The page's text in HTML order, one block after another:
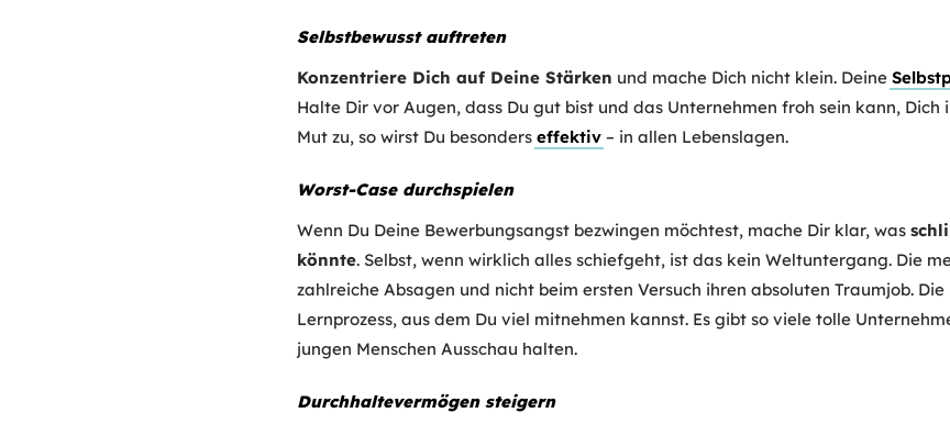
Selbstbewusst auftreten
Konzentriere Dich auf Deine Stärken und mache Dich nicht klein. Deine
Halte Dir vor Augen, dass Du gut bist und das Unternehmen froh sein kann, Dich
Mut zu, so wirst Du besonderseffektiv – in allen Lebenslagen.
Worst-Case durchspielen
Wenn Du Deine Bewerbungsangst bezwingen möchtest, mache Dir klar, was
könnte. Selbst, wenn wirklich alles schiefgeht, ist das kein Weltuntergang. Die
zahlreiche Absagen und nicht beim ersten Versuch ihren absoluten Traumjob.
Lernprozess, aus dem Du viel mitnehmen kannst. Es gibt so viele tolle
jungen Menschen Ausschau halten.
Durchhaltevermögen steigern